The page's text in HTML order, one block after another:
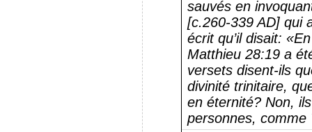
sauvés en
[c.260-339 AD] qui
écrit qu’il disait:
Matthieu 28:19 a
versets disent-ils
divinité trinitaire,
en éternité? Non,
personnes, comme